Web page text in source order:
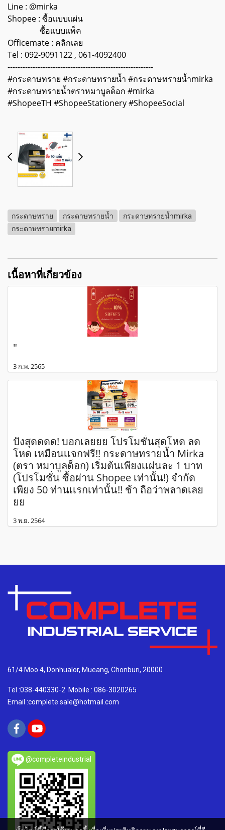
Line : @mirka
Shopee : ซื้อเเบบเเผ่น
ซื้อเเบบเเพ็ค
Officemate : คลิกเลย
Tel : 092-9091122 , 061-4092400
----------------------------------------------------------
#กระดาษทราย #กระดาษทรายน้ำ #กระดาษทรายน้ำmirka
#กระดาษทรายน้ำตราหมาบูลด็อก #mirka
#ShopeeTH #ShopeeStationery #ShopeeSocial
กระดาษทราย กระดาษทรายน้ำ
กระดาษทรายน้ำmirka
กระดาษทรายmirka
เนื้อหาที่เกี่ยวข้อง
"
3 ก.พ. 2565
ปังสุดดดด! บอกเลยยย โปรโมชั่นสุดโหด ลด
โหด เหมือนเเจกฟรี!! กระดาษทรายน้ำ Mirka
(ตรา หมาบูลด็อก) เริ่มต้นเพียงเเผ่นละ 1 บาท
(โปรโมชั่น ซื้อผ่าน Shopee เท่านั้น!) จำกัด
เพียง 50 ท่านเเรกเท่านั้น!! ช้า ถือว่าพลาดเลย
ยย
3 พ.ย. 2564
61/4 Moo 4, Donhualor, Mueang, Chonburi, 20000
Tel :038-440330-2 Mobile : 086-3020265
Email :complete.sale@hotmail.com
@completeindustrial